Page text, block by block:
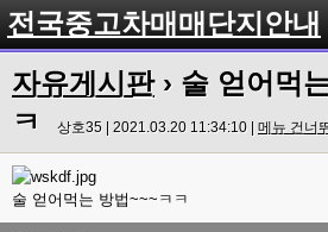
전국중고차매매단지안내
자유게시판› 술 얻어먹
ㅋ
상호35 | 2021.03.20 11:34:10 | 메뉴 건너
술 얻어먹는 방법~~~ㅋㅋ